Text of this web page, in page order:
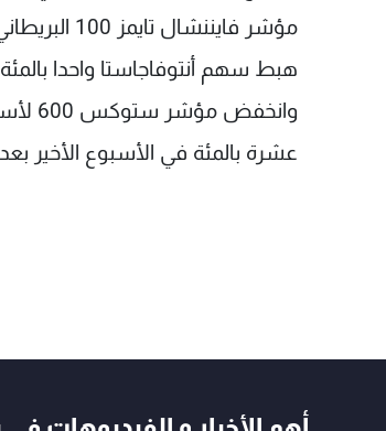
هبط سهم أنتوفاجاستا واحدا
عشرة بالمئة في الأسبوع الأخير